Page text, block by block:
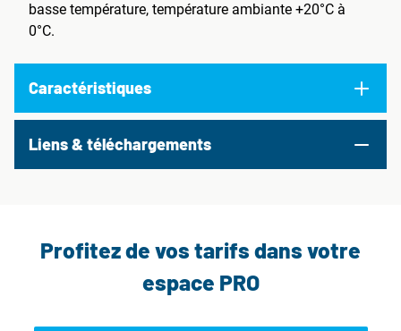
basse température, température ambiante +20°C à
0°C.
Caractéristiques
Liens & téléchargements
Profitez de vos tarifs dans votre
espace PRO